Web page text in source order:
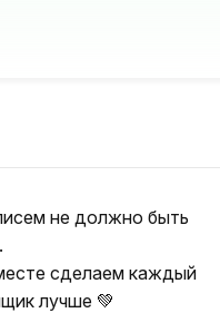
не должно быть
сделаем каждый
лучше 💚